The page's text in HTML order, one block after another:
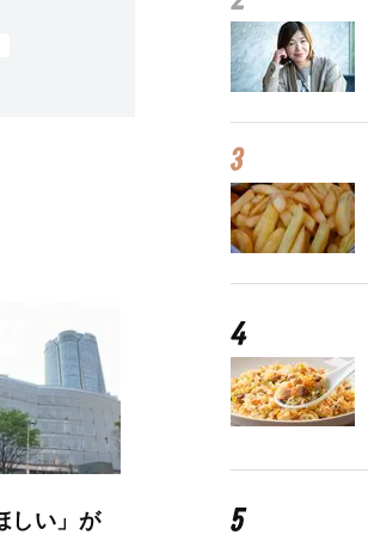
しい」が